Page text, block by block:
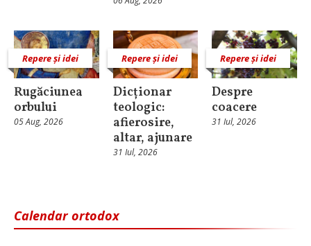
Repere și idei
Rugăciunea
orbului
05 Aug, 2026
Repere și idei
Dicționar
teologic:
afierosire,
altar, ajunare
31 Iul, 2026
Repere și idei
Despre
coacere
31 Iul, 2026
Calendar ortodox